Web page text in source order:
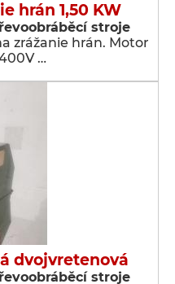
hrán 1,50 KW
stroje
zrážanie hrán. Motor
…
dvojvretenová
stroje